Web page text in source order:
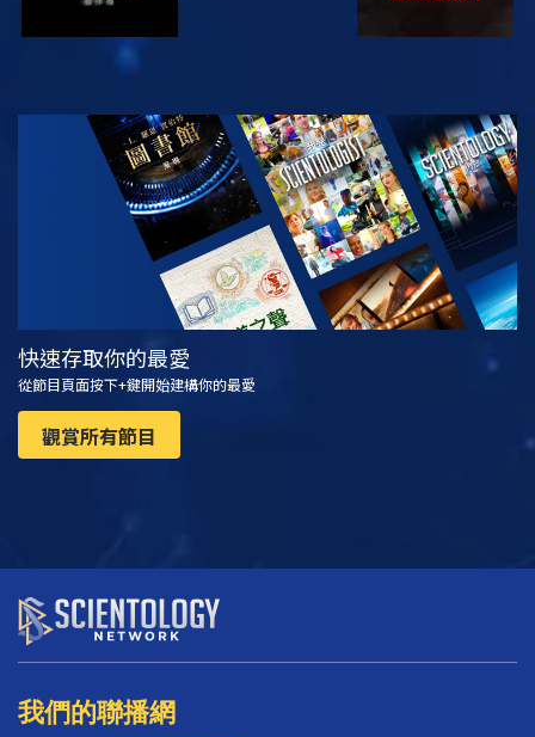
觀看 探索系列節目
快速存取你的最愛
從節目頁面按下+鍵開始建構你的最愛
觀賞所有節目
我們的聯播網